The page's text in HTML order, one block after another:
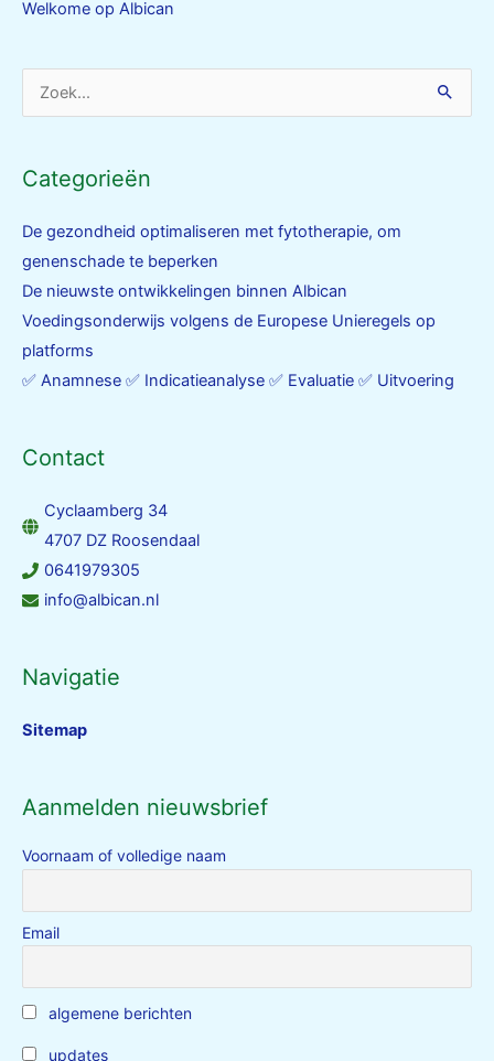
Welkome op Albican
Zoek
Categorieën
De gezondheid optimaliseren met fytotherapie, om
genenschade te beperken
De nieuwste ontwikkelingen binnen Albican
Voedingsonderwijs volgens de Europese Unieregels op
platforms
✅ Anamnese ✅ Indicatieanalyse ✅ Evaluatie ✅ Uitvoering
Contact
Cyclaamberg 34
4707 DZ Roosendaal
0641979305
info@albican.nl
Navigatie
Sitemap
Aanmelden nieuwsbrief
Voornaam of volledige naam
Email
algemene berichten
updates